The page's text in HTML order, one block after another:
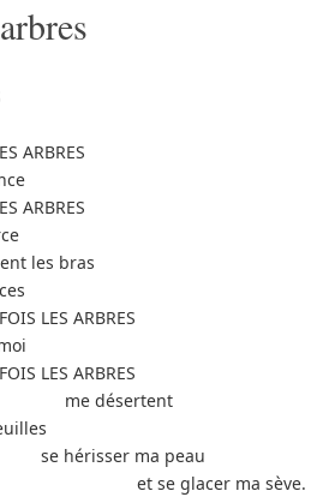
ARBRES
ARBRES
les bras
LES ARBRES
LES ARBRES
me désertent
se hérisser ma peau
et se glacer ma sève.